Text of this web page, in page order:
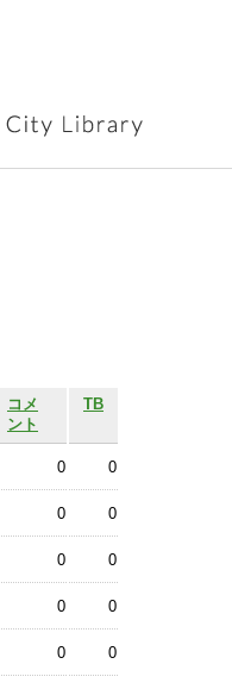
コメ
ント
TB
0 0
0 0
0 0
0 0
0 0